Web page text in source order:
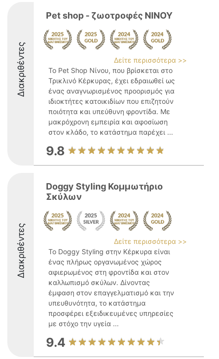
Διακριθέντες
Pet shop - ζωοτροφές ΝΙΝΟΥ
Δείτε περισσότερα >>
Το Pet Shop Νίνου, που βρίσκεται στο
Τρικλινό Κέρκυρας, έχει εδραιωθεί ως
ένας αναγνωρισμένος προορισμός για
ιδιοκτήτες κατοικιδίων που επιζητούν
ποιότητα και υπεύθυνη φροντίδα. Με
μακρόχρονη εμπειρία και αφοσίωση
στον κλάδο, το κατάστημα παρέχει ...
9.8
Διακριθέντες
Doggy Styling Κομμωτήριο
Σκύλων
Δείτε περισσότερα >>
Το Doggy Styling στην Κέρκυρα είναι
ένας πλήρως οργανωμένος χώρος
αφιερωμένος στη φροντίδα και στον
καλλωπισμό σκύλων. Δίνοντας
έμφαση στον επαγγελματισμό και την
υπευθυνότητα, το κατάστημα
προσφέρει εξειδικευμένες υπηρεσίες
με στόχο την υγεία ...
9.4